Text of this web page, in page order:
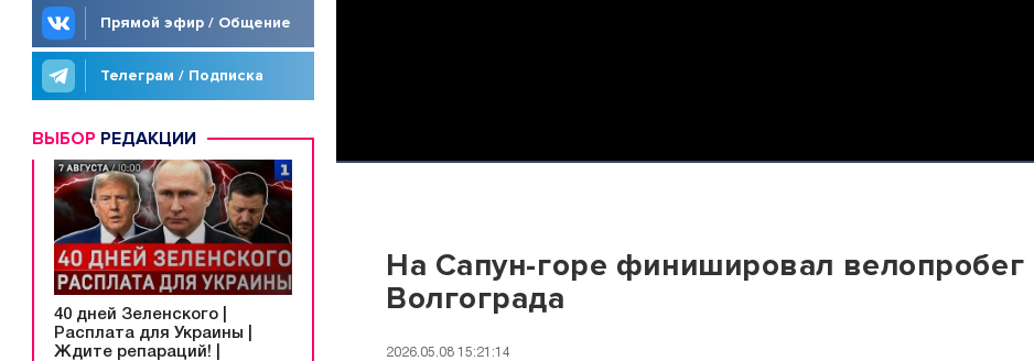
Прямой эфир / Общение
Телеграм / Подписка
ВЫБОР РЕДАКЦИИ
40 дней Зеленского |
Расплата для Украины |
Ждите репараций! |
На Сапун-горе финишировал велопробег
Волгограда
2026.05.08 15:21:14